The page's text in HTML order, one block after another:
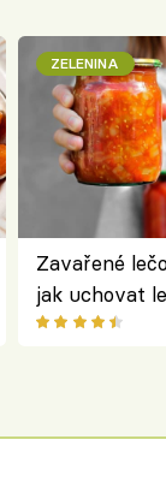
ZELENINA
Zavařené
jak uchovat